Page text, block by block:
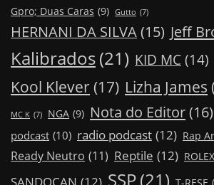
Gpro; Duas Caras (9) Gutto (7)
HERNANI DA SILVA(15) Jeff
Kalibrados(21) KID MC (14)
Kool Klever (17) Lizha James
MC K (7) NGA (9) Nota do Editor(16)
podcast (10) radio podcast (12) Rap
Ready Neutro (11) Reptile (12) ROLEX
SANDOCAN (12) SSP(21) T-RESE